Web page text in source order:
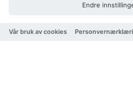
Endre
Vår bruk av cookies